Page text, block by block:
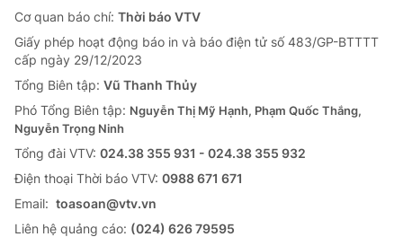
Cơ quan báo chí: Thời báo VTV
Giấy phép hoạt động báo in và báo điện tử số 483/GP-BTTTT
cấp ngày 29/12/2023
Tổng Biên tập: Vũ Thanh Thủy
Phó Tổng Biên tập: Nguyễn Thị Mỹ Hạnh, Phạm Quốc Thắng,
Nguyễn Trọng Ninh
Tổng đài VTV: 024.38 355 931 - 024.38 355 932
Ðiện thoại Thời báo VTV: 0988 671 671
Email: toasoan@vtv.vn
Liên hệ quảng cáo: (024) 626 79595